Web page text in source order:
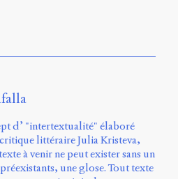
d’ "intertextualité" élaboré
littéraire Julia Kristeva,
à venir ne peut exister sans un
une glose. Tout texte